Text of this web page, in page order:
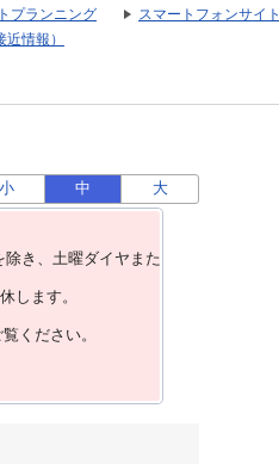
プランニング
スマートフォンサイト
情報）
小 中 大
き、⼟曜ダイヤまた
します。
ください。